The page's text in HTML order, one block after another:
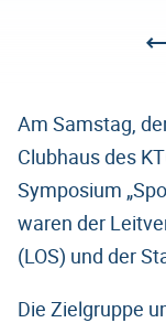
Am Samstag,
Clubhaus des
Symposium
waren der
(LOS) und der
Die Zielgruppe